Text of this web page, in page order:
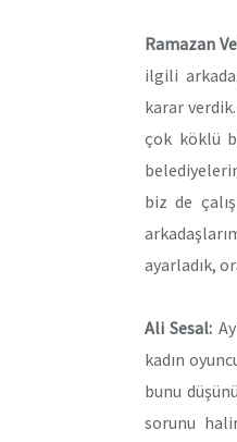
Ramazan
ilgili
karar
çok köklü
biz de
ayarladık,
Ali Sesal:
kadın
bunu
sorunu